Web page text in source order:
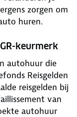
zorgen om
huren.
keurmerk
autohuur die
Reisgelden
reisgelden bij
van
autohuur